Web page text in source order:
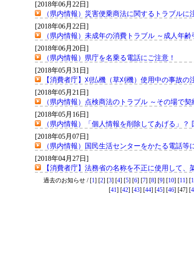
[2018年06月22日]
（県内情報）災害便乗商法に関するトラブルに
[2018年06月22日]
（県内情報）未成年の消費トラブル ～成人年
[2018年06月20日]
（県内情報）県庁を名乗る電話にご注意！
[2018年05月31日]
【消費者庁】刈払機（草刈機）使用中の事故の
[2018年05月21日]
（県内情報）点検商法のトラブル ～その場で契
[2018年05月16日]
（県内情報）「個人情報を削除してあげる」
[2018年05月07日]
（県内情報）国民生活センターをかたる電話等
[2018年04月27日]
【消費者庁】法務省の名称を不正に使用して
過去のお知らせ / [1] [2] [3] [4] [5] [6] [7] [8] [9] [10] [11] [
[41] [42] [43] [44] [45] [46] [47] [